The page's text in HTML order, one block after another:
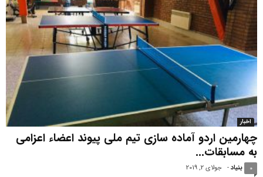
اخبار
چهارمین اردو آماده سازی تیم ملی پیوند اعضاء اعزامی
به مسابقات...
بنیاد- جولای 2, 2019 0